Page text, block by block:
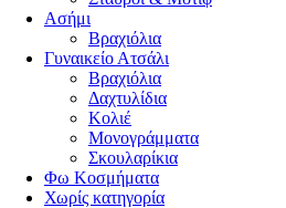
Ασήμι
Βραχιόλια
Γυναικείο Ατσάλι
Βραχιόλια
Δαχτυλίδια
Κολιέ
Μονογράμματα
Σκουλαρίκια
Φω Κοσμήματα
Χωρίς κατηγορία